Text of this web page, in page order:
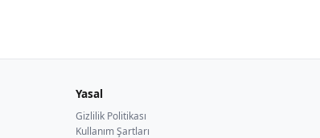
Yasal
Gizlilik Politikası
Kullanım Şartları